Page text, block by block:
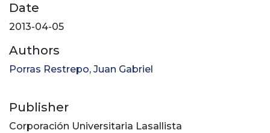
Date
2013-04-05
Authors
Porras Restrepo, Juan Gabriel
Publisher
Corporación Universitaria Lasallista